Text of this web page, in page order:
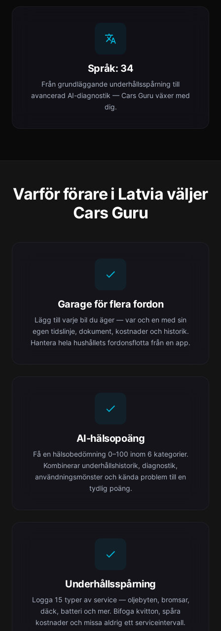
Språk: 34
Från grundläggande underhållsspårning till
avancerad AI-diagnostik — Cars Guru växer med
dig.
Varför förare i Latvia väljer
Cars Guru
Garage för flera fordon
Lägg till varje bil du äger — var och en med sin
egen tidslinje, dokument, kostnader och historik.
Hantera hela hushållets fordonsflotta från en app.
AI-hälsopoäng
Få en hälsobedömning 0–100 inom 6 kategorier.
Kombinerar underhållshistorik, diagnostik,
användningsmönster och kända problem till en
tydlig poäng.
Underhållsspårning
Logga 15 typer av service — oljebyten, bromsar,
däck, batteri och mer. Bifoga kvitton, spåra
kostnader och missa aldrig ett serviceintervall.